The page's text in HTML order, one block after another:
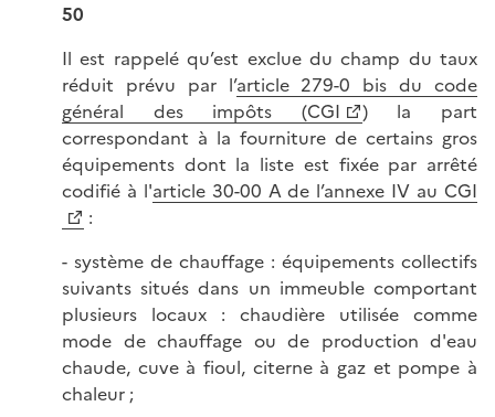
50
Il est rappelé qu’est exclue du champ du taux
réduit prévu par l’article 279-0 bis du code
général des impôts (CGI
) la part
correspondant à la fourniture de certains gros
équipements dont la liste est fixée par arrêté
codifié à l'article 30-00 A de l’annexe IV au CGI
:
- système de chauffage : équipements collectifs
suivants situés dans un immeuble comportant
plusieurs locaux : chaudière utilisée comme
mode de chauffage ou de production d'eau
chaude, cuve à fioul, citerne à gaz et pompe à
chaleur ;